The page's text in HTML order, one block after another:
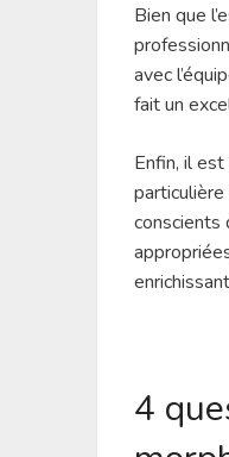
Bien que
avec
fait un
Enfin, il
conscients
4